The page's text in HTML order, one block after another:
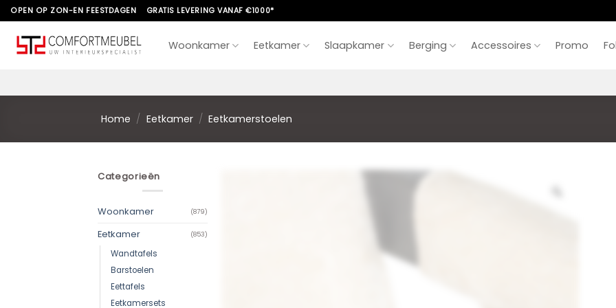
Skip
to
content
OPEN OP ZON-EN FEESTDAGEN GRATIS LEVERING VANAF €1000*
Woonkamer Eetkamer Slaapkamer Berging Accessoires Promo
Home / Eetkamer / Eetkamerstoelen
Categorieën
Woonkamer (879)
Eetkamer (853)
Wandtafels
Barstoelen
Eettafels
Eetkamersets